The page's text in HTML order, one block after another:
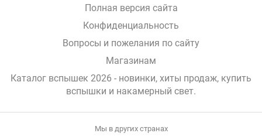
При
подразделяются
Полная версия сайта
Конфиденциальность
Вопросы и пожелания по сайту
Магазинам
Каталог вспышек 2026 - новинки, хиты продаж, купить
вспышки и накамерный свет.
Мы в других странах